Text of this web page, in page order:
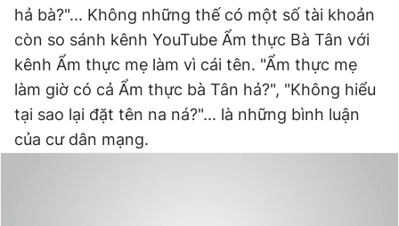
hả bà?"... Không những thế có một số tài khoản
còn so sánh kênh YouTube Ẩm thực Bà Tân với
kênh Ẩm thực mẹ làm vì cái tên. "Ẩm thực mẹ
làm giờ có cả Ẩm thực bà Tân hả?", "Không hiểu
tại sao lại đặt tên na ná?"... là những bình luận
của cư dân mạng.